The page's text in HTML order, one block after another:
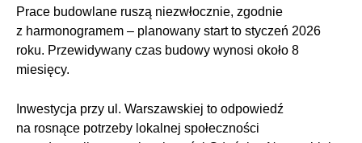
Prace budowlane ruszą niezwłocznie, zgodnie
z harmonogramem – planowany start to styczeń 2026
roku. Przewidywany czas budowy wynosi około 8
miesięcy.
Inwestycja przy ul. Warszawskiej to odpowiedź
na rosnące potrzeby lokalnej społeczności